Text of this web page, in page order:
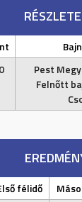
Pest
Felnőtt
félidő